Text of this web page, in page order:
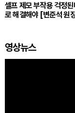
셀프 제모 부작용 걱정
로 해결해야 [변준석 원
영상뉴스